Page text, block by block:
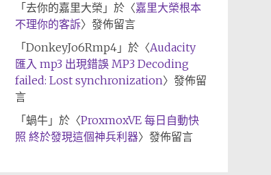
「 去你的嘉里大榮 」於〈嘉里大榮根本
不理你的客訴〉發佈留言
「 DonkeyJo6Rmp4」於〈Audacity
匯入 mp3 出現錯誤 MP3 Decoding
failed: Lost synchronization〉發佈留
言
「 蝸牛」於〈ProxmoxVE 每日自動快
照 終於發現這個神兵利器〉發佈留言